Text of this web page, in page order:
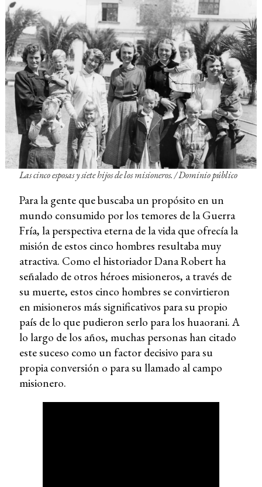
Las cinco esposas y siete hijos de los misioneros. / Dominio público
Para la gente que buscaba un propósito en un
mundo consumido por los temores de la Guerra
Fría, la perspectiva eterna de la vida que ofrecía la
misión de estos cinco hombres resultaba muy
atractiva. Como el historiador Dana Robert ha
señalado de otros héroes misioneros, a través de
su muerte, estos cinco hombres se convirtieron
en misioneros más significativos para su propio
país de lo que pudieron serlo para los huaorani. A
lo largo de los años, muchas personas han citado
este suceso como un factor decisivo para su
propia conversión o para su llamado al campo
misionero.